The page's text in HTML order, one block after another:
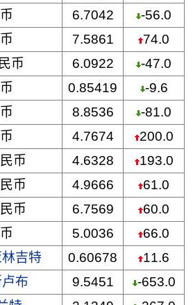
6.7042
-56.0
7.5861
74.0
币 6.0922
-47.0
0.85419
-9.6
8.8536
-81.0
4.7674
200.0
币 4.6328
193.0
币 4.9666
61.0
币 6.7569
60.0
5.0036
66.0
吉特 0.60678
11.6
布 9.5451
-653.0